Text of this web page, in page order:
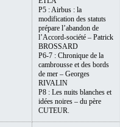
P5 : Airbus : la
modification des statuts
prépare l’abandon de
l’Accord-société – Patrick
BROSSARD
P6-7 : Chronique de la
cambrousse et des bords
de mer – Georges
RIVALIN
P8 : Les nuits blanches et
idées noires – du père
CUTEUR.